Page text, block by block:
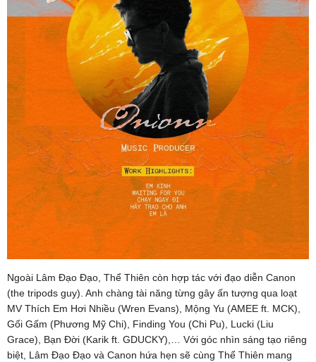
Ngoài Lâm Đạo Đạo, Thể Thiên còn hợp tác với đạo diễn Canon
(the tripods guy). Anh chàng tài năng từng gây ấn tượng qua loạt
MV Thích Em Hơi Nhiều (Wren Evans), Mộng Yu (AMEE ft. MCK),
Gối Gấm (Phương Mỹ Chi), Finding You (Chi Pu), Lucki (Liu
Grace), Bạn Đời (Karik ft. GDUCKY),… Với góc nhìn sáng tạo riêng
biệt, Lâm Đạo Đạo và Canon hứa hẹn sẽ cùng Thể Thiên mang